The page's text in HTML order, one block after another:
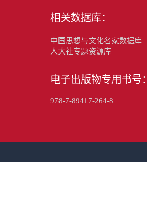
相关数据库：
中国思想与文化名家数据库
人大社专题资源库
电子出版物专用书号：
978-7-89417-264-8